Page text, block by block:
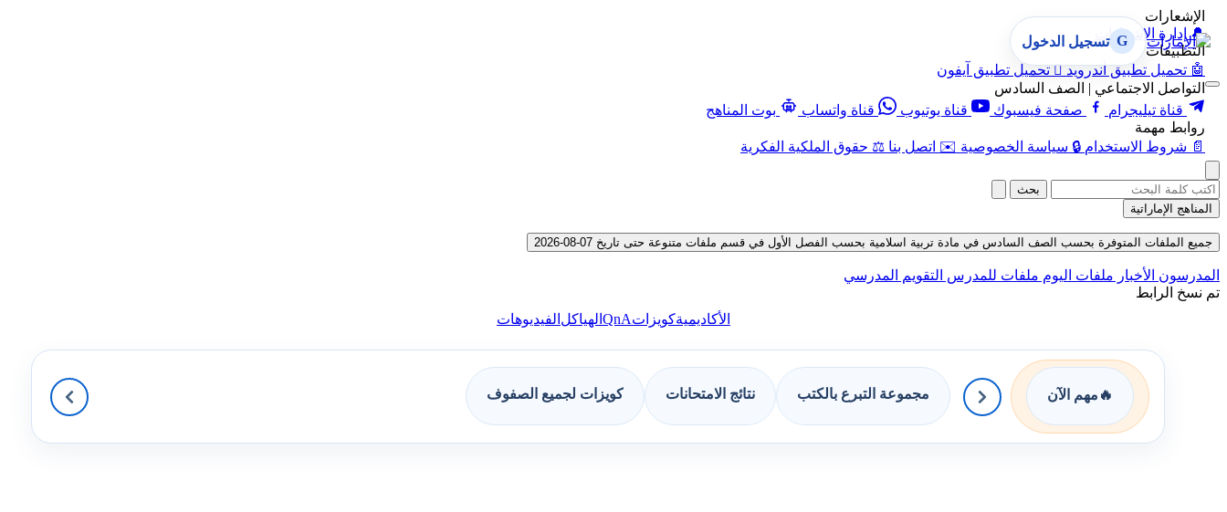
الإشعارات
🔔 إدارة الإشعارات
التطبيقات
🤖 تحميل تطبيق أندرويد  تحميل تطبيق آيفون
التواصل الاجتماعي | الصف السادس
قناة تيليجرام
صفحة فيسبوك قناة يوتيوب قناة واتساب
بوت المناهج
روابط مهمة
📄 شروط الاستخدام 🔒 سياسة الخصوصية ✉️ اتصل بنا ⚖️ حقوق الملكية الفكرية
G تسجيل الدخول
بحث
المناهج الإماراتية
جميع الملفات المتوفرة بحسب الصف السادس في مادة تربية اسلامية بحسب الفصل الأول في قسم ملفات متنوعة حتى تاريخ 07-08-2026
المدرسون الأخبار ملفات اليوم ملفات للمدرس التقويم المدرسي
تم نسخ الرابط
الأكاديميةكويزاتQnA الهياكل الفيديوهات
🔥 مهم الآن مجموعة التبرع بالكتب نتائج الامتحانات كويزات لجميع الصفوف